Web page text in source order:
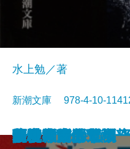
冷い夏、熱い夏
まんぞく まん
この人を見よ
注文の多い料理
五千回の生死
流転の海 第一部
夢の木坂分岐点
鬼麿斬人剣
飢餓海峡〔上〕
飢餓海峡〔下〕
水上勉／著
新潮文庫 978-4-10-
日出る国の工場
暗夜行路
谷中・首ふり坂
百
ふたりで探偵
子子家庭は危機
人情武士道
優駿〔上〕
優駿〔下〕
胡桃の家